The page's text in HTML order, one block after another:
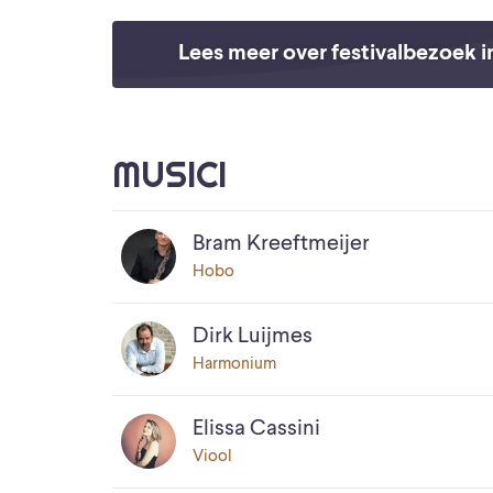
Lees meer over festivalbezoek
MUSICI
Bram Kreeftmeijer
Hobo
Dirk Luijmes
Harmonium
Elissa Cassini
Viool